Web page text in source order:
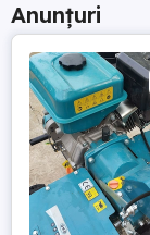
Anunțuri